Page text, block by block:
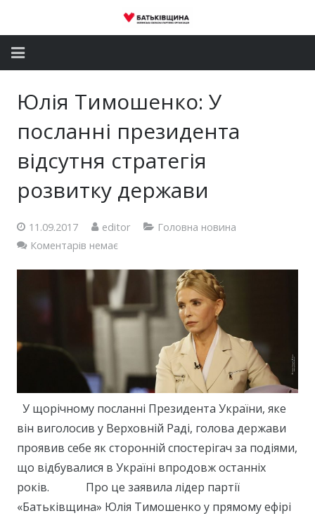
Партія
Депутатський корпус
Контакти
Юлія Тимошенко: У
посланні президента
відсутня стратегія
розвитку держави
11.09.2017 editor
Головна новина
Коментарів немає
У щорічному посланні Президента України, яке
він виголосив у Верховній Раді, голова держави
проявив себе як сторонній спостерігач за подіями,
що відбувалися в Україні впродовж останніх
років. Про це заявила лідер партії
«Батьківщина» Юлія Тимошенко у прямому ефірі